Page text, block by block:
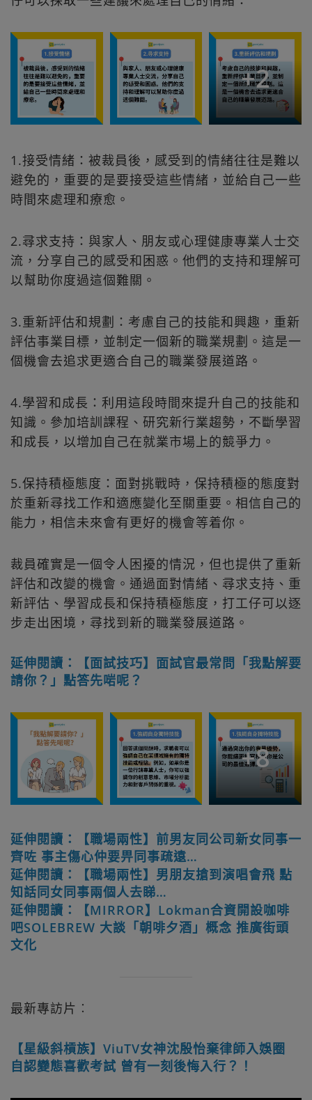
+2
1.接受情緒：被裁員後，感受到的情緒往往是難以
避免的，重要的是要接受這些情緒，並給自己一些
時間來處理和療愈。
2.尋求支持：與家人、朋友或心理健康專業人士交
流，分享自己的感受和困惑。他們的支持和理解可
以幫助你度過這個難關。
3.重新評估和規劃：考慮自己的技能和興趣，重新
評估事業目標，並制定一個新的職業規劃。這是一
個機會去追求更適合自己的職業發展道路。
4.學習和成長：利用這段時間來提升自己的技能和
知識。參加培訓課程、研究新行業趨勢，不斷學習
和成長，以增加自己在就業市場上的競爭力。
5.保持積極態度：面對挑戰時，保持積極的態度對
於重新尋找工作和適應變化至關重要。相信自己的
能力，相信未來會有更好的機會等着你。
裁員確實是一個令人困擾的情況，但也提供了重新
評估和改變的機會。通過面對情緒、尋求支持、重
新評估、學習成長和保持積極態度，打工仔可以逐
步走出困境，尋找到新的職業發展道路。
延伸閱讀：【面試技巧】面試官最常問「我點解要
請你？」點答先啱呢？
+8
延伸閱讀：【職場兩性】前男友同公司新女同事一
齊咗 事主傷心仲要畀同事疏遠…
延伸閱讀：【職場兩性】男朋友搶到演唱會飛 點
知話同女同事兩個人去睇…
延伸閱讀：【MIRROR】Lokman合資開設咖啡
吧SOLEBREW 大談「朝啡夕酒」概念 推廣街頭
文化
最新專訪片︰
【星級斜槓族】ViuTV女神沈殷怡棄律師入娛圈
自認變態喜歡考試 曾有一刻後悔入行？！